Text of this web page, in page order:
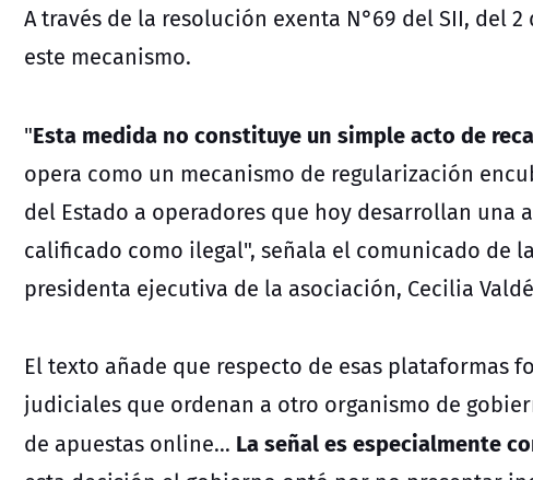
A través de la resolución exenta N°69 del SII, del
este mecanismo.
"Esta medida no constituye un simple acto de
opera como un mecanismo de regularización
del Estado a operadores que hoy desarrollan una
calificado como ilegal", señala el comunicado de
presidenta ejecutiva de la asociación, Cecilia
El texto añade que respecto de esas plataformas
judiciales que ordenan a otro organismo de
de apuestas online… La señal es especialmente